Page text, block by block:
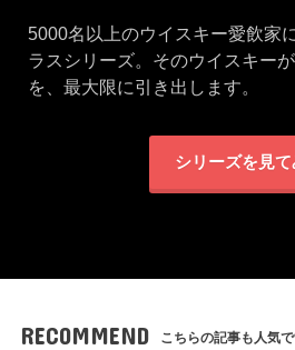
5000名以上のウイスキー愛飲家
ラスシリーズ。そのウイスキー
を、最大限に引き出します。
シリーズを見て
RECOMMEND こちらの記事も人気で